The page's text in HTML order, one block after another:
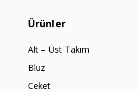
Ürünler
Alt – Üst Takım
Bluz
Ceket